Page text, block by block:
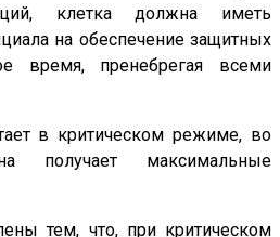
клетка должна иметь
на обеспечение защитных
время, пренебрегая всеми
в критическом режиме, во
получает максимальные
тем, что, при критическом